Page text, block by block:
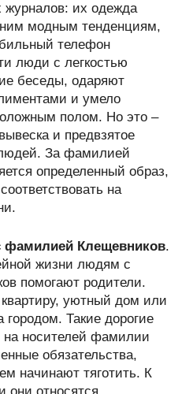
журналов: их одежда
модным тенденциям,
телефон
люди с легкостью
беседы, одаряют
и умело
полом. Но это –
и предвзятое
За фамилией
определенный образ,
на
фамилией Клещевников.
жизни людям с
помогают родители.
уютный дом или
Такие дорогие
на носителей фамилии
обязательства,
начинают тяготить. К
они относятся